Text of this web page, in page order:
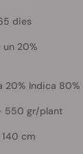
dies
un 20%
20% Indica 80%
550 gr/plant
cm